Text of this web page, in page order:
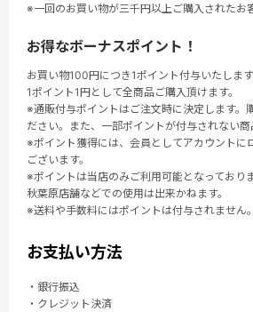
※一回のお買い物が三千円以上ご購入されたお
お得なボーナスポイント！
お買い物100円につき1ポイント付与いたします
1ポイント1円として全商品ご購入頂けます。
※通販付与ポイントはご注文時に決定します。
ださい。また、一部ポイントが付与されない商
※ポイント獲得には、会員としてアカウントに
ございます。
※ポイントは当店のみご利用可能となっており
秋葉原店舗などでの使用は出来かねます。
※送料や手数料にはポイントは付与されません。
お支払い方法
・銀行振込
・クレジット決済